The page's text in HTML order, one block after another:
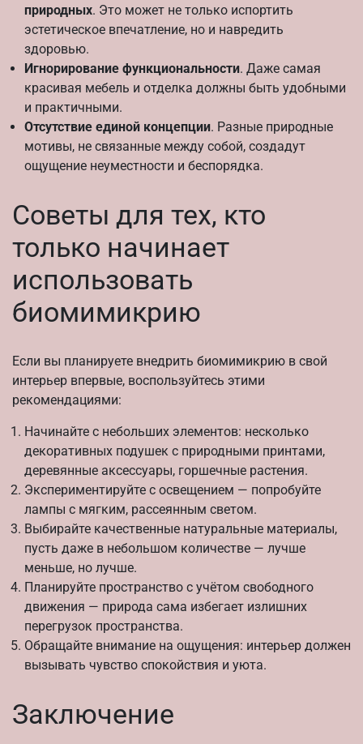
природных. Это может не только испортить
эстетическое впечатление, но и навредить
здоровью.
Игнорирование функциональности. Даже самая
красивая мебель и отделка должны быть удобными
и практичными.
Отсутствие единой концепции. Разные природные
мотивы, не связанные между собой, создадут
ощущение неуместности и беспорядка.
Советы для тех, кто
только начинает
использовать
биомимикрию
Если вы планируете внедрить биомимикрию в свой
интерьер впервые, воспользуйтесь этими
рекомендациями:
Начинайте с небольших элементов: несколько
декоративных подушек с природными принтами,
деревянные аксессуары, горшечные растения.
Экспериментируйте с освещением — попробуйте
лампы с мягким, рассеянным светом.
Выбирайте качественные натуральные материалы,
пусть даже в небольшом количестве — лучше
меньше, но лучше.
Планируйте пространство с учётом свободного
движения — природа сама избегает излишних
перегрузок пространства.
Обращайте внимание на ощущения: интерьер должен
вызывать чувство спокойствия и уюта.
Заключение